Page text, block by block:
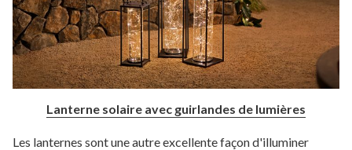
Lanterne solaire avec guirlandes de lumières
Les lanternes sont une autre excellente façon d'illuminer